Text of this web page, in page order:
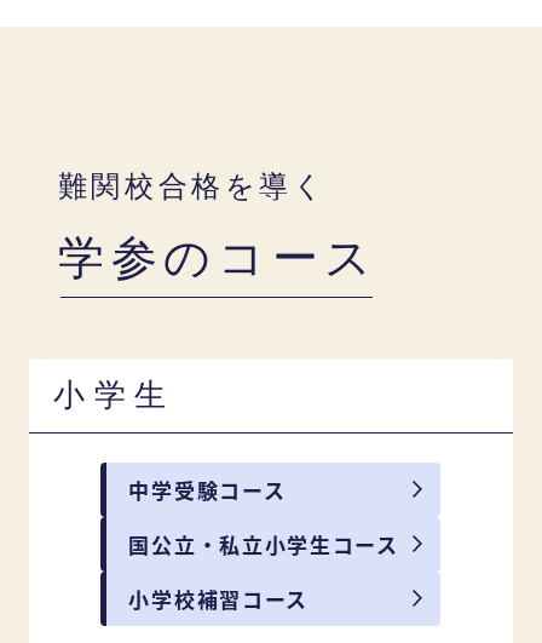
難関校合格を導く
学参のコース
小学生
中学受験コース
国公立・私立小学生コース
小学校補習コース